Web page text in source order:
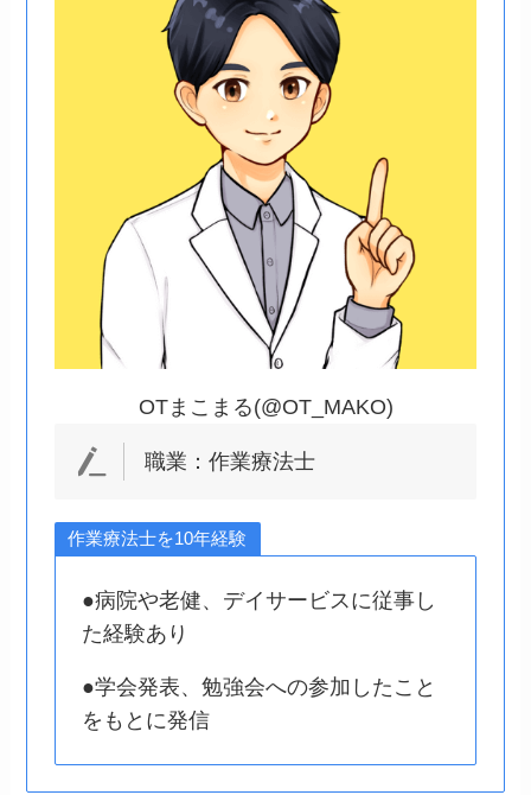
OTまこまる(@OT_MAKO)
職業：作業療法士
作業療法士を10年経験
●病院や老健、デイサービスに従事し
た経験あり
●学会発表、勉強会への参加したこと
をもとに発信